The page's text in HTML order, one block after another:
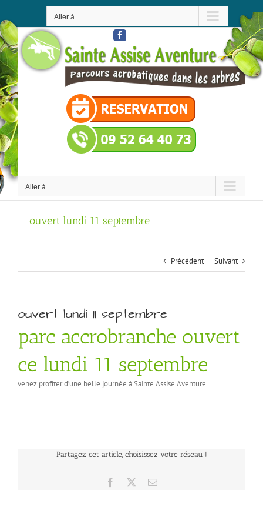
contenu
Aller à...
Facebook
Aller à...
ouvert lundi 11 septembre
Précédent Suivant
ouvert lundi 11 septembre
parc accrobranche ouvert
ce lundi 11 septembre
venez profiter d’une belle journée à Sainte Assise Aventure
Partagez cet article, choisissez votre réseau !
Facebook Email